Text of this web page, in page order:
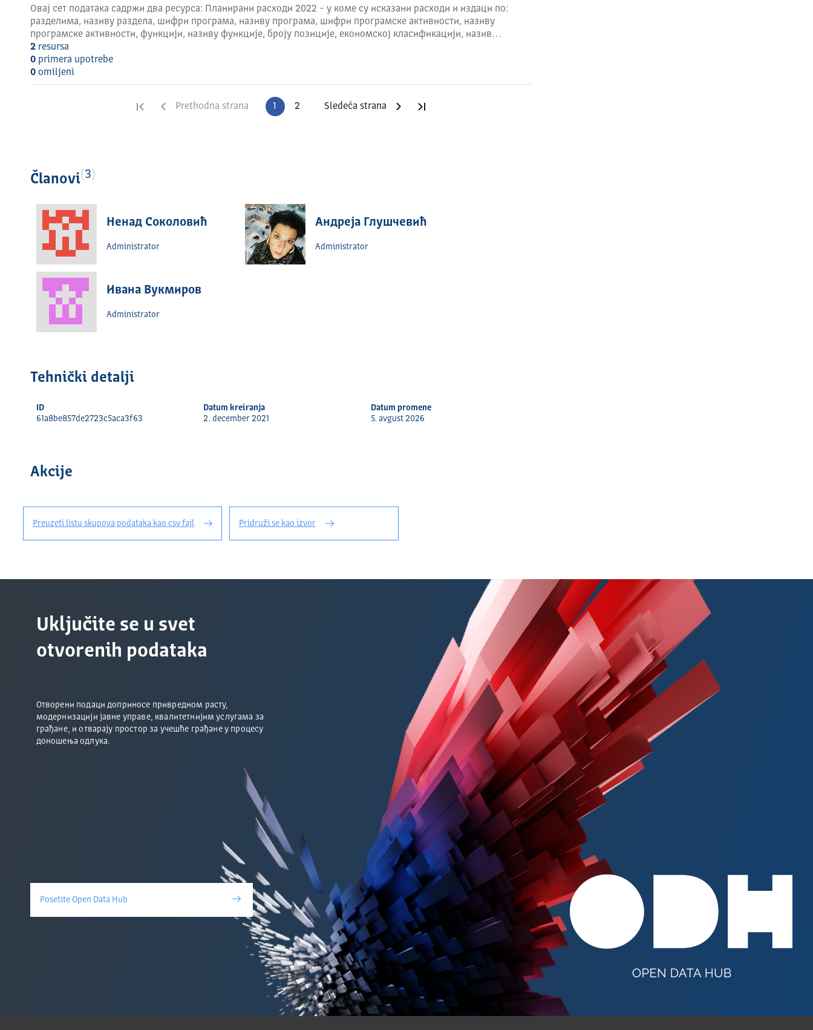
Овај сет података садржи два ресурса: Планирани расходи 2022 - у коме су исказани расходи и издаци по:
разделима, називу раздела, шифри програма, називу програма, шифри програмске активности, називу
програмске активности, функцији, називу функције, броју позиције, економској класификацији, назив…
2resursa
0primera upotrebe
0omilјeni
Prva stranaPrethodna strana 1 2 Sledeća strana
Članovi 3
Ненад Соколовић
Administrator
Андреја Глушчевић
Administrator
Ивана Вукмиров
Administrator
Tehnički detalјi
ID
61a8be857de2723c5aca3f63
Datum kreiranja
2. december 2021
Datum promene
5. avgust 2026
Akcije
Preuzeti listu skupova podataka kao csv fajl Pridruži se kao izvor
Uključite se u svet
otvorenih podataka
Отворени подаци доприносе привредном расту,
модернизацији јавне управе, квалитетнијим услугама за
грађане, и отварају простор за учешће грађане у процесу
доношења одлука.
Posetite Open Data Hub